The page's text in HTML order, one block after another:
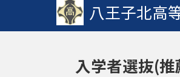
八王子北高
入学者選抜(推